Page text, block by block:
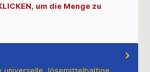
um die Menge zu